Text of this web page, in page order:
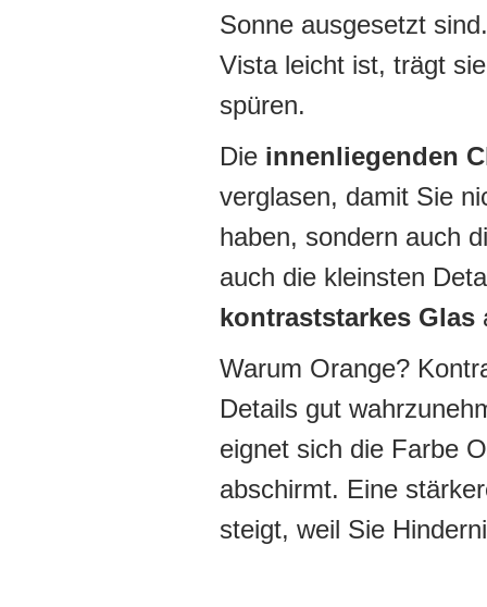
Sonne ausgesetzt
Vista leicht ist, trägt
spüren.
Die innenliegenden
verglasen, damit Sie
haben, sondern auch
auch die kleinsten
kontraststarkes Glas
Warum Orange?
Details gut
eignet sich die Farbe
abschirmt. Eine
steigt, weil Sie